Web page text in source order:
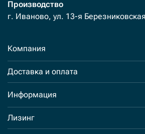
Производство
г. Иваново, ул. 13-я
Компания
Доставка и оплата
Информация
Лизинг